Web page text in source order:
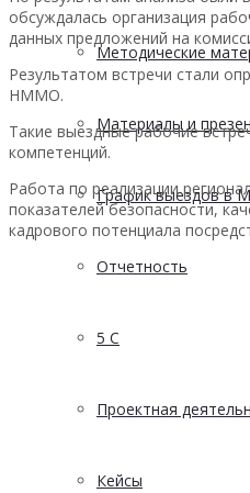
Методические
Материалы и
График выездов в
Отчетность
5 С
Проектная
Кейсы
обсуждалась организация
данных предложений на
Результатом встречи стали
НММО.
Такие выездные рабочие
компетенций.
Работа по реализации
показателей безопасности,
кадрового потенциала